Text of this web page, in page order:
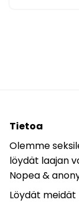
Tietoa
Olemme
löydät laajan
Nopea &
Löydät meidät